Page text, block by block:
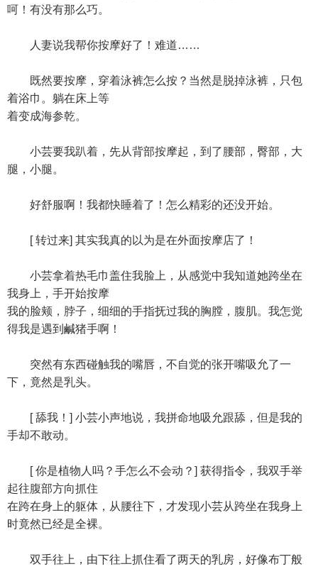
呵！有没有那么巧。
人妻说我帮你按摩好了！难道……
既然要按摩，穿着泳裤怎么按？当然是脱掉泳裤，只包
着浴巾。躺在床上等
着变成海参乾。
小芸要我趴着，先从背部按摩起，到了腰部，臀部，大
腿，小腿。
好舒服啊！我都快睡着了！怎么精彩的还没开始。
[ 转过来] 其实我真的以为是在外面按摩店了！
小芸拿着热毛巾盖住我脸上，从感觉中我知道她跨坐在
我身上，手开始按摩
我的脸颊，脖子，细细的手指抚过我的胸膛，腹肌。我怎觉
得我是遇到鹹猪手啊！
突然有东西碰触我的嘴唇，不自觉的张开嘴吸允了一
下，竟然是乳头。
[ 舔我！] 小芸小声地说，我拼命地吸允跟舔，但是我的
手却不敢动。
[ 你是植物人吗？手怎么不会动？] 获得指令，我双手举
起往腹部方向抓住
在跨在身上的躯体，从腰往下，才发现小芸从跨坐在我身上
时竟然已经是全裸。
双手往上，由下往上抓住看了两天的乳房，好像布丁般